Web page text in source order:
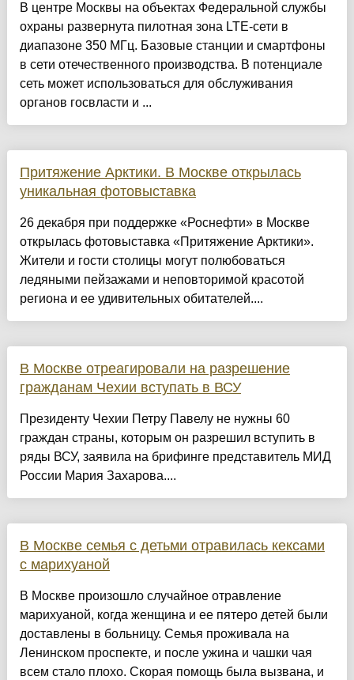
В центре Москвы на объектах Федеральной службы
охраны развернута пилотная зона LTE-сети в
диапазоне 350 МГц. Базовые станции и смартфоны
в сети отечественного производства. В потенциале
сеть может использоваться для обслуживания
органов госвласти и ...
Притяжение Арктики. В Москве открылась
уникальная фотовыставка
26 декабря при поддержке «Роснефти» в Москве
открылась фотовыставка «Притяжение Арктики».
Жители и гости столицы могут полюбоваться
ледяными пейзажами и неповторимой красотой
региона и ее удивительных обитателей....
В Москве отреагировали на разрешение
гражданам Чехии вступать в ВСУ
Президенту Чехии Петру Павелу не нужны 60
граждан страны, которым он разрешил вступить в
ряды ВСУ, заявила на брифинге представитель МИД
России Мария Захарова....
В Москве семья с детьми отравилась кексами
с марихуаной
В Москве произошло случайное отравление
марихуаной, когда женщина и ее пятеро детей были
доставлены в больницу. Семья проживала на
Ленинском проспекте, и после ужина и чашки чая
всем стало плохо. Скорая помощь была вызвана, и